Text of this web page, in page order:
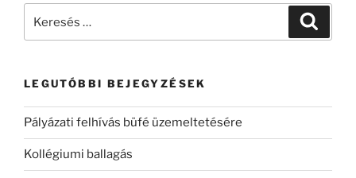
LEGUTÓBBI BEJEGYZÉSEK
Pályázati felhívás büfé üzemeltetésére
Kollégiumi ballagás